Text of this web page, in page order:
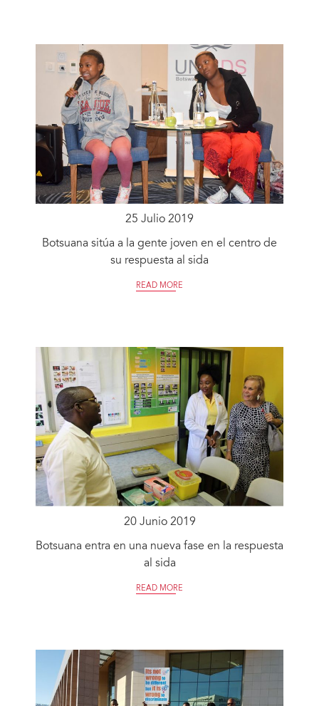
25 Julio 2019
Botsuana sitúa a la gente joven en el centro de
su respuesta al sida
READ MORE
20 Junio 2019
Botsuana entra en una nueva fase en la respuesta
al sida
READ MORE